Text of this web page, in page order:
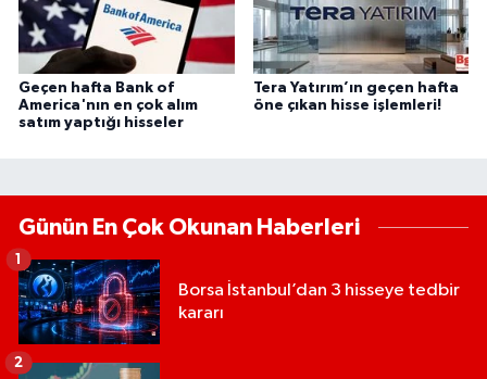
Geçen hafta Bank of
America'nın en çok alım
satım yaptığı hisseler
Tera Yatırım’ın geçen hafta
öne çıkan hisse işlemleri!
Günün En Çok Okunan Haberleri
Borsa İstanbul’dan 3 hisseye tedbir
kararı
1
2